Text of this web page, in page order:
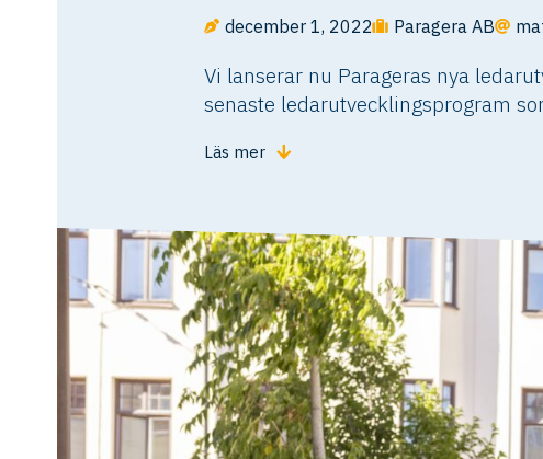
december 1, 2022 Paragera AB
Vi lanserar nu Parageras nya
senaste ledarutvecklingsprogram
Läs mer